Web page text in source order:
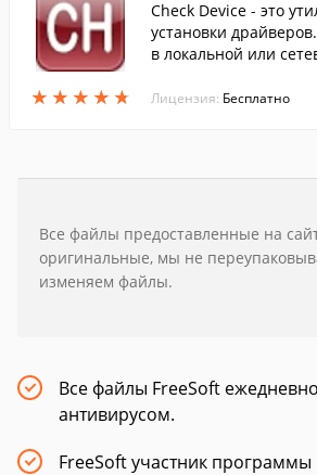
★ ★ ★ ★ ★
★ ★ ★ ★ ★
Check Device - это
установки
в локальной или
Лицензия: Бесплатно
Все файлы предоставленные на
оригинальные, мы не
изменяем файлы.
Все файлы FreeSoft
антивирусом.
FreeSoft участник